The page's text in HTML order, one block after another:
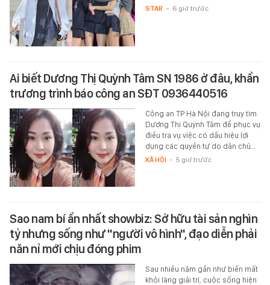
STAR - 6 giờ trước
Ai biết Dương Thị Quỳnh Tâm SN 1986 ở đâu, khẩn
trương trình báo công an SĐT 0936440516
Công an TP Hà Nội đang truy tìm
Dương Thị Quỳnh Tâm để phục vụ
điều tra vụ việc có dấu hiệu lợi
dụng các quyền tự do dân chủ…
XÃ HỘI - 5 giờ trước
Sao nam bí ẩn nhất showbiz: Sở hữu tài sản nghìn
tỷ nhưng sống như "người vô hình", đạo diễn phải
năn nỉ mới chịu đóng phim
Sau nhiều năm gần như biến mất
khỏi làng giải trí, cuộc sống hiện